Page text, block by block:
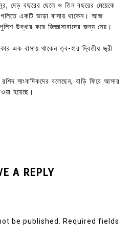
দেড় বছরের ছেলে ও তিন বছরের মেয়েকে
গলিতে একটি ভাড়া বাসায় থাকেন। আজ
উদ্ধার করে জিজ্ঞাসাবাদের জন্য নেয়।
এক বাসায় থাকেন ত্ব-হার দ্বিতীয় স্ত্রী
সাংবাদিকদের বলেছেন, বাড়ি ফিরে আসার
হয়েছে।
A REPLY
be published.
Required fields